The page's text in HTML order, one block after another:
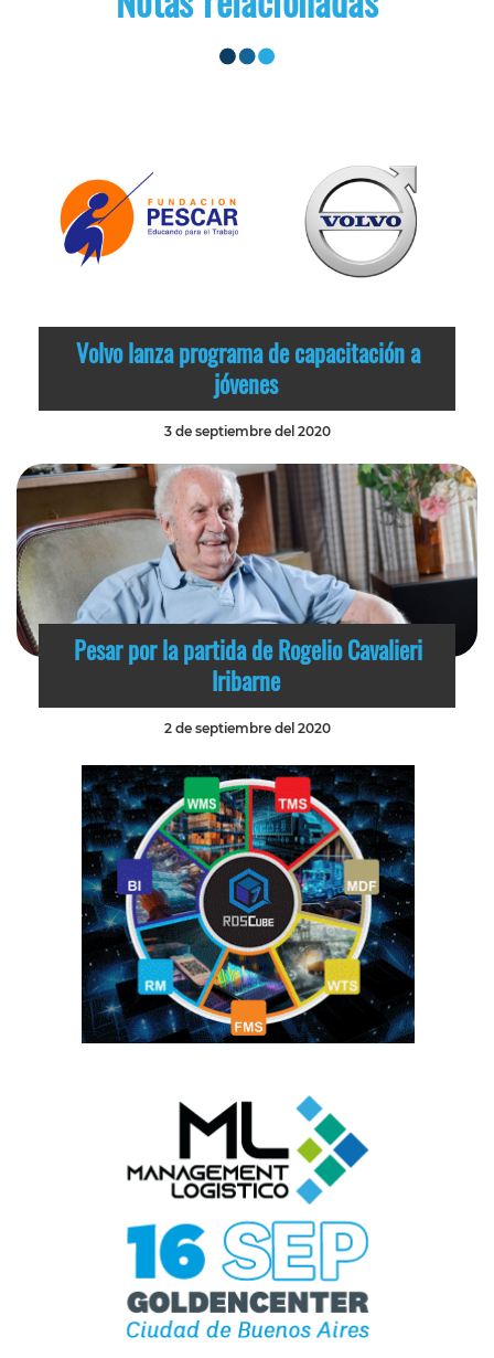
Volvo lanza programa de capacitación a
jóvenes
3 de septiembre del 2020
Pesar por la partida de Rogelio Cavalieri
Iribarne
2 de septiembre del 2020